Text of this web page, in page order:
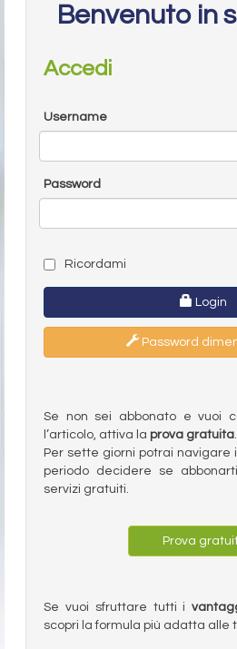
Benvenuto in
Accedi
Username
Password
Ricordami
Login
Password
Se non sei abbonato e vuoi
l’articolo, attiva la prova gratuita.
Per sette giorni potrai navigare
periodo decidere se
servizi gratuiti.
Prova
Se vuoi sfruttare tutti i
scopri la formula più adatta alle